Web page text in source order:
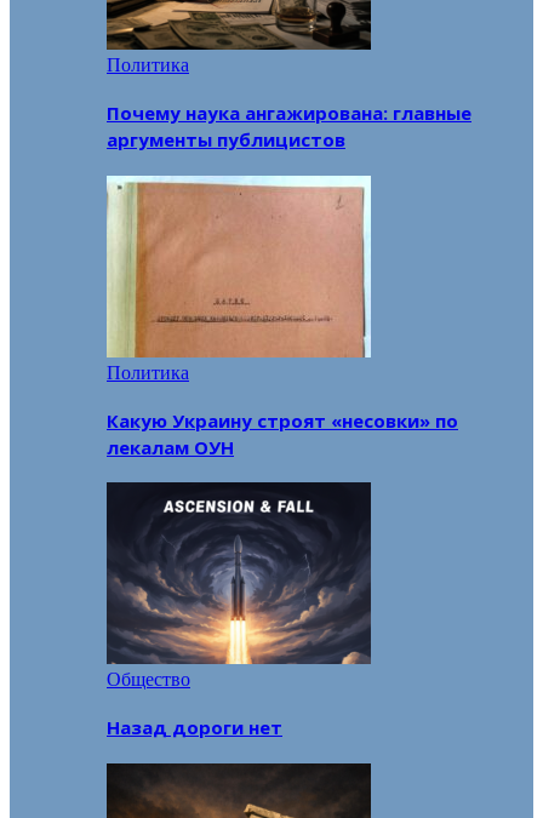
Политика
Почему наука ангажирована: главные
аргументы публицистов
Политика
Какую Украину строят «несовки» по
лекалам ОУН
Общество
Назад дороги нет